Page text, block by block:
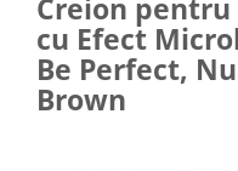
Suporturi auto pentru
Casa, Gradina & Bricolaj
Articole pentru Bucatarie
Creion pentru
cu Efect
Be Perfect,
Brown